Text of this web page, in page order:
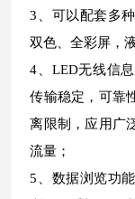
3、可以配套多
双色、全彩屏，
4、LED无线信
传输稳定，可靠
离限制，应用广
流量；
5、数据浏览功